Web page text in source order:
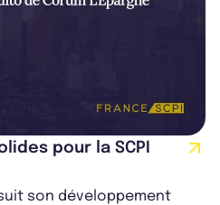
pour la SCPI
son développement